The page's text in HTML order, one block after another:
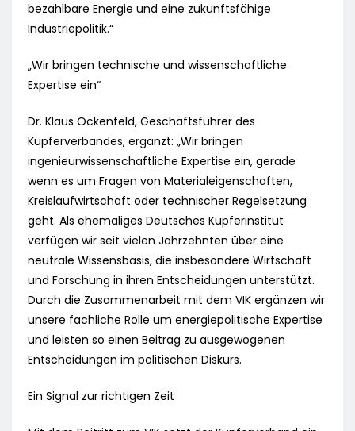
bezahlbare Energie und eine zukunftsfähige
Industriepolitik.“
„Wir bringen technische und wissenschaftliche
Expertise ein“
Dr. Klaus Ockenfeld, Geschäftsführer des
Kupferverbandes, ergänzt: „Wir bringen
ingenieurwissenschaftliche Expertise ein, gerade
wenn es um Fragen von Materialeigenschaften,
Kreislaufwirtschaft oder technischer Regelsetzung
geht. Als ehemaliges Deutsches Kupferinstitut
verfügen wir seit vielen Jahrzehnten über eine
neutrale Wissensbasis, die insbesondere Wirtschaft
und Forschung in ihren Entscheidungen unterstützt.
Durch die Zusammenarbeit mit dem VIK ergänzen wir
unsere fachliche Rolle um energiepolitische Expertise
und leisten so einen Beitrag zu ausgewogenen
Entscheidungen im politischen Diskurs.
Ein Signal zur richtigen Zeit